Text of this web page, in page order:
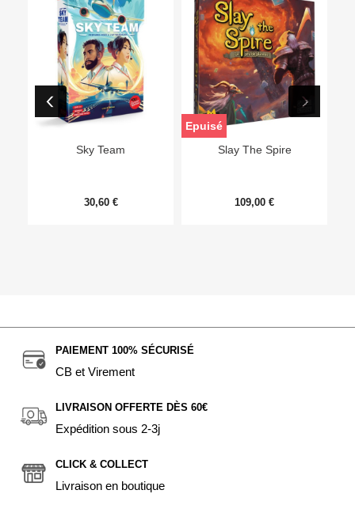
Sky Team
30,60 €
Slay The Spire
109,00 €
Epuisé
PAIEMENT 100% SÉCURISÉ
CB et Virement
LIVRAISON OFFERTE DÈS 60€
Expédition sous 2-3j
CLICK & COLLECT
Livraison en boutique